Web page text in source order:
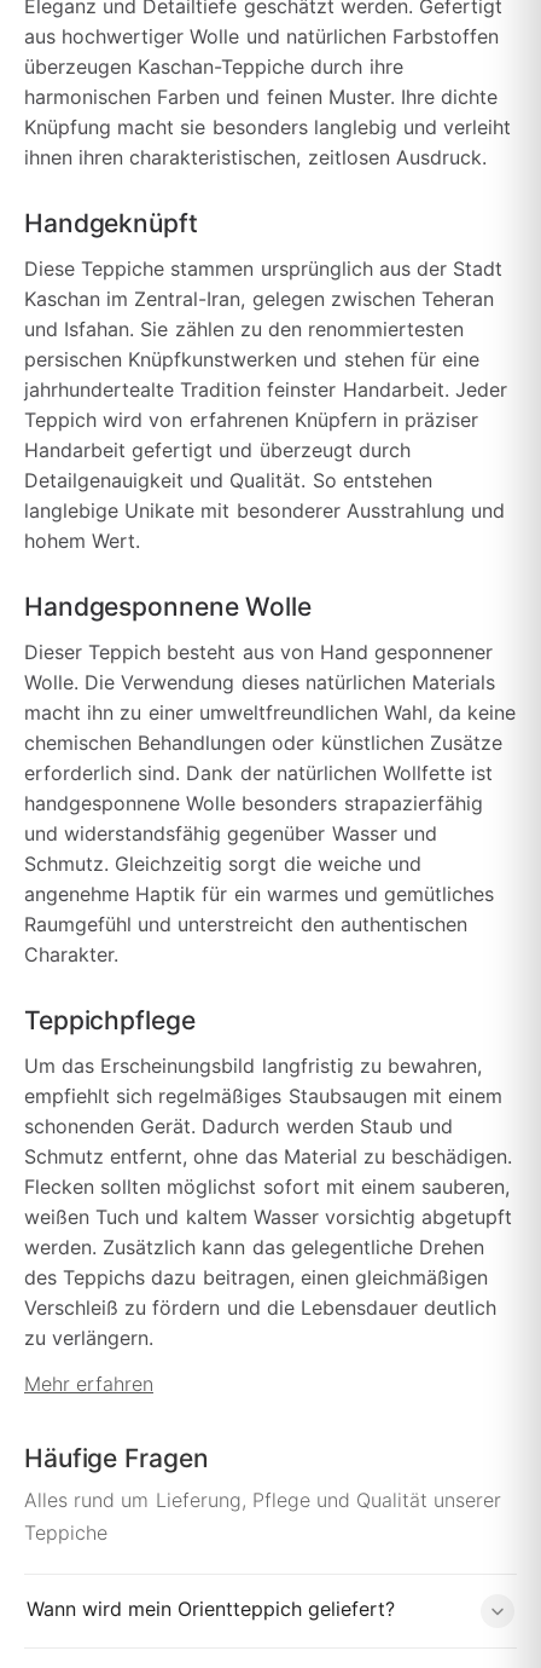
Eleganz und Detailtiefe geschätzt werden. Gefertigt
aus hochwertiger Wolle und natürlichen Farbstoffen
überzeugen Kaschan-Teppiche durch ihre
harmonischen Farben und feinen Muster. Ihre dichte
Knüpfung macht sie besonders langlebig und verleiht
ihnen ihren charakteristischen, zeitlosen Ausdruck.
Handgeknüpft
Diese Teppiche stammen ursprünglich aus der Stadt
Kaschan im Zentral-Iran, gelegen zwischen Teheran
und Isfahan. Sie zählen zu den renommiertesten
persischen Knüpfkunstwerken und stehen für eine
jahrhundertealte Tradition feinster Handarbeit. Jeder
Teppich wird von erfahrenen Knüpfern in präziser
Handarbeit gefertigt und überzeugt durch
Detailgenauigkeit und Qualität. So entstehen
langlebige Unikate mit besonderer Ausstrahlung und
hohem Wert.
Handgesponnene Wolle
Dieser Teppich besteht aus von Hand gesponnener
Wolle. Die Verwendung dieses natürlichen Materials
macht ihn zu einer umweltfreundlichen Wahl, da keine
chemischen Behandlungen oder künstlichen Zusätze
erforderlich sind. Dank der natürlichen Wollfette ist
handgesponnene Wolle besonders strapazierfähig
und widerstandsfähig gegenüber Wasser und
Schmutz. Gleichzeitig sorgt die weiche und
angenehme Haptik für ein warmes und gemütliches
Raumgefühl und unterstreicht den authentischen
Charakter.
Teppichpflege
Um das Erscheinungsbild langfristig zu bewahren,
empfiehlt sich regelmäßiges Staubsaugen mit einem
schonenden Gerät. Dadurch werden Staub und
Schmutz entfernt, ohne das Material zu beschädigen.
Flecken sollten möglichst sofort mit einem sauberen,
weißen Tuch und kaltem Wasser vorsichtig abgetupft
werden. Zusätzlich kann das gelegentliche Drehen
des Teppichs dazu beitragen, einen gleichmäßigen
Verschleiß zu fördern und die Lebensdauer deutlich
zu verlängern.
Mehr erfahren
Häufige Fragen
Alles rund um Lieferung, Pflege und Qualität unserer
Teppiche
Wann wird mein Orientteppich geliefert?